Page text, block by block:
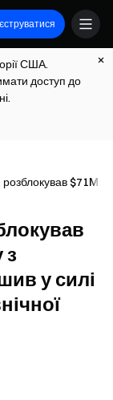
США.
доступ до
$71M в
з
у силі